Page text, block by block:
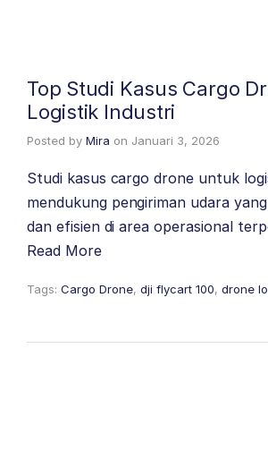
Top Studi Kasus Cargo
Logistik Industri
Posted by Mira on Januari 3, 2026
Studi kasus cargo drone untuk
mendukung pengiriman udara
dan efisien di area operasional
Read More
Tags: Cargo Drone, dji flycart 100, drone